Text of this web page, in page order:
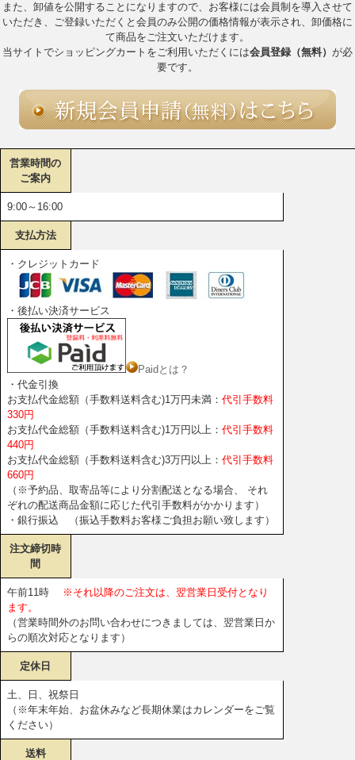
また、卸値を公開することになりますので、お客様には会員制を導入させて
いただき、ご登録いただくと会員のみ公開の価格情報が表示され、卸価格に
て商品をご注文いただけます。
当サイトでショッピングカートをご利用いただくには会員登録（無料） が必
要です。
営業時間の
ご案内
9:00～16:00
支払方法
・クレジットカード
・後払い決済サービス
Paidとは？
・代金引換
お支払代金総額（手数料送料含む)1万円未満： 代引手数料
330円
お支払代金総額（手数料送料含む)1万円以上： 代引手数料
440円
お支払代金総額（手数料送料含む)3万円以上： 代引手数料
660円
（※予約品、取寄品等により分割配送となる場合、 それ
ぞれの配送商品金額に応じた代引手数料がかかります）
・銀行振込 （振込手数料お客様ご負担お願い致します）
注文締切時
間
午前11時
※それ以降のご注文は、翌営業日受付となり
ます。
（営業時間外のお問い合わせにつきましては、翌営業日か
らの順次対応となります）
定休日
土、日、祝祭日
（※年末年始、お盆休みなど長期休業はカレンダーをご覧
ください）
送料